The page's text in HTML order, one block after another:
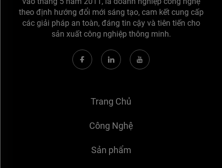
theo định hướng đổi mới sáng tạo, cam kết cung cấp
các giải pháp an toàn, đáng tin cậy và tiên tiến cho
sản xuất công nghiệp thông minh.
Trang Chủ
Công Nghệ
Sản phẩm